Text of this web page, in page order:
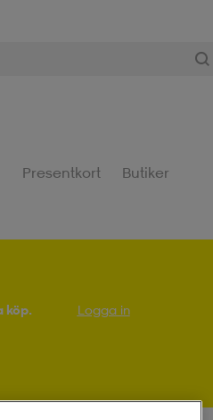
Presentkort Butiker
köp. Logga in